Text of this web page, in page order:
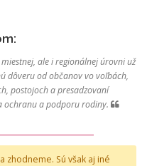
ale i regionálnej úrovni už
dôveru od občanov vo voľbách,
postojoch a presadzovaní
ochranu a podporu rodiny.
zhodneme. Sú však aj iné